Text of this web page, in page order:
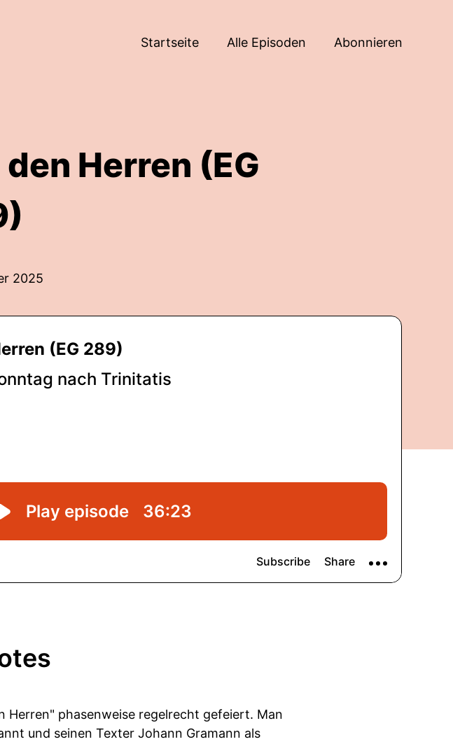
Startseite Alle Episoden Abonnieren
Herren (EG
2025
Herren" phasenweise regelrecht gefeiert. Man
und seinen Texter Johann Gramann als